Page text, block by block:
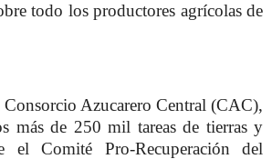
todo los productores agrícolas de
Azucarero Central (CAC),
más de 250 mil tareas de tierras y
el Comité Pro-Recuperación del